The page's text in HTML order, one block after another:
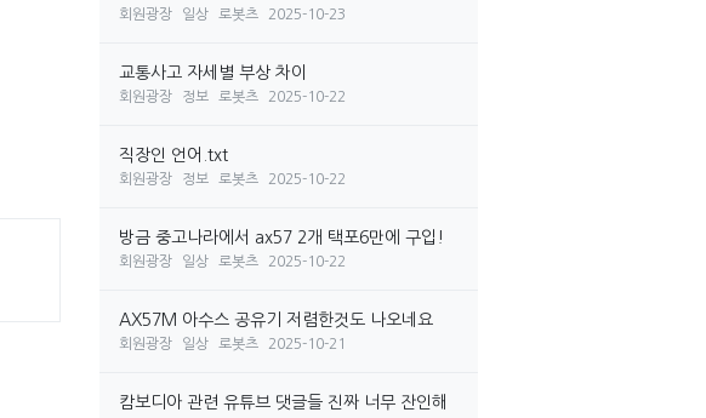
회원광장 일상 로봇츠 2025-10-23
교통사고 자세별 부상 차이
회원광장 정보 로봇츠 2025-10-22
직장인 언어.txt
회원광장 정보 로봇츠 2025-10-22
방금 중고나라에서 ax57 2개 택포6만에 구입!
회원광장 일상 로봇츠 2025-10-22
AX57M 아수스 공유기 저렴한것도 나오네요
회원광장 일상 로봇츠 2025-10-21
캄보디아 관련 유튜브 댓글들 진짜 너무 잔인해